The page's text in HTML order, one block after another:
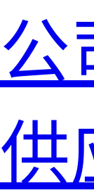
公
供